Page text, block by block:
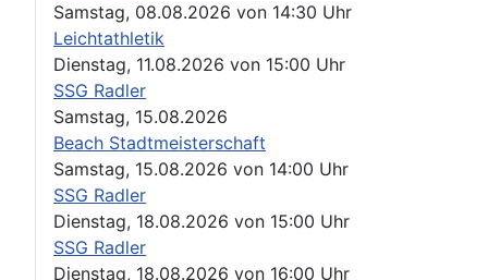
Samstag, 08.08.2026 von 14:30 Uhr
Leichtathletik
Dienstag, 11.08.2026 von 15:00 Uhr
SSG Radler
Samstag, 15.08.2026
Beach Stadtmeisterschaft
Samstag, 15.08.2026 von 14:00 Uhr
SSG Radler
Dienstag, 18.08.2026 von 15:00 Uhr
SSG Radler
Dienstag, 18.08.2026 von 16:00 Uhr